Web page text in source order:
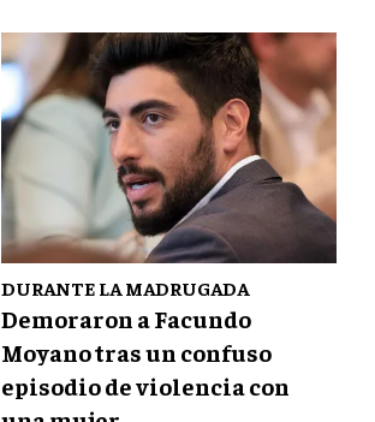
DURANTE LA MADRUGADA
Demoraron a Facundo
Moyano tras un confuso
episodio de violencia con